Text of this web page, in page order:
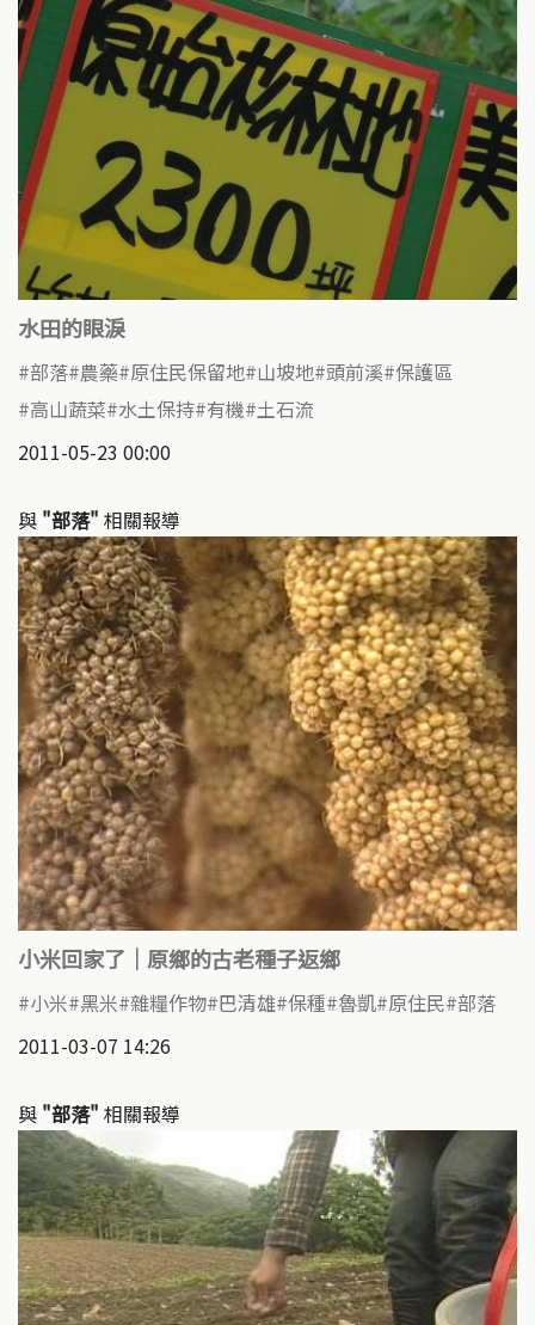
水田的眼淚
部落 農藥 原住民保留地 山坡地 頭前溪 保護區
高山蔬菜 水土保持 有機 土石流
2011-05-23 00:00
與 "部落" 相關報導
小米回家了｜原鄉的古老種子返鄉
小米 黑米 雜糧作物 巴清雄 保種 魯凱 原住民 部落
2011-03-07 14:26
與 "部落" 相關報導